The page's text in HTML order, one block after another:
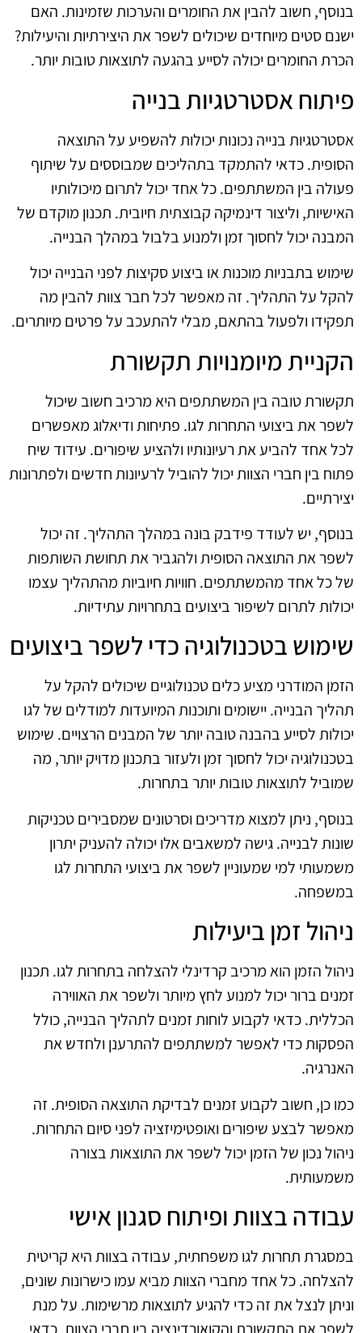
בנוסף, חשוב להבין את החומרים והערכות שזמינות. האם
ישנם סטים מיוחדים שיכולים לשפר את היצירתיות והיעילות?
הכרת החומרים יכולה לסייע בהגעה לתוצאות טובות יותר.
פיתוח אסטרטגיות בנייה
אסטרטגיות בנייה נכונות יכולות להשפיע על התוצאה
הסופית. כדאי להתמקד בתהליכים שמבוססים על שיתוף
פעולה בין המשתתפים. כל אחד יכול לתרום מיכולותיו
האישיות, וליצור דינמיקה קבוצתית חיובית. תכנון מוקדם של
המבנה יכול לחסוך זמן ולמנוע בלבול במהלך הבנייה.
שימוש בתבניות מוכנות או ביצוע סקיצות לפני הבנייה יכול
להקל על התהליך. זה מאפשר לכל חבר צוות להבין מה
תפקידו ולפעול בהתאם, מבלי להתעכב על פרטים מיותרים.
הקניית מיומנויות תקשורת
תקשורת טובה בין המשתתפים היא מרכיב חשוב שיכול
לשפר את ביצועי התחרות לגו. פתיחות ודיאלוג מאפשרים
לכל אחד להביע את רעיונותיו ולהציע שיפורים. עידוד שיח
פתוח בין חברי הצוות יכול להוביל לרעיונות חדשים ולפתרונות
יצירתיים.
בנוסף, יש לעודד פידבק בונה במהלך התהליך. זה יכול
לשפר את התוצאה הסופית ולהגביר את תחושת השותפות
של כל אחד מהמשתתפים. חוויות חיוביות מהתהליך עצמו
יכולות לתרום לשיפור ביצועים בתחרויות עתידיות.
שימוש בטכנולוגיה כדי לשפר ביצועים
הזמן המודרני מציע כלים טכנולוגיים שיכולים להקל על
תהליך הבנייה. יישומים ותוכנות המיועדות למודלים של לגו
יכולות לסייע בהבנה טובה יותר של המבנים הרצויים. שימוש
בטכנולוגיה יכול לחסוך זמן ולעזור בתכנון מדויק יותר, מה
שמוביל לתוצאות טובות יותר בתחרות.
בנוסף, ניתן למצוא מדריכים וסרטונים שמסבירים טכניקות
שונות לבנייה. גישה למשאבים אלו יכולה להעניק יתרון
משמעותי למי שמעוניין לשפר את ביצועי התחרות לגו
במשפחה.
ניהול זמן ביעילות
ניהול הזמן הוא מרכיב קרדינלי להצלחה בתחרות לגו. תכנון
זמנים ברור יכול למנוע לחץ מיותר ולשפר את האווירה
הכללית. כדאי לקבוע לוחות זמנים לתהליך הבנייה, כולל
הפסקות כדי לאפשר למשתתפים להתרענן ולחדש את
האנרגיה.
כמו כן, חשוב לקבוע זמנים לבדיקת התוצאה הסופית. זה
מאפשר לבצע שיפורים ואופטימיזציה לפני סיום התחרות.
ניהול נכון של הזמן יכול לשפר את התוצאות בצורה
משמעותית.
עבודה בצוות ופיתוח סגנון אישי
במסגרת תחרות לגו משפחתית, עבודה בצוות היא קריטית
להצלחה. כל אחד מחברי הצוות מביא עמו כישרונות שונים,
וניתן לנצל את זה כדי להגיע לתוצאות מרשימות. על מנת